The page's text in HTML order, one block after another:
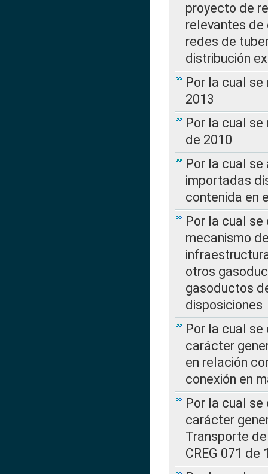
proyecto de
relevantes de
redes de
distribución
Por la cual se
2013
Por la cual se
de 2010
Por la cual
importadas
contenida en
Por la cual se
mecanismo
otros
gasoductos
disposiciones
Por la cual
carácter
en relación
conexión en
Por la cual
carácter
Transporte
CREG 071 de